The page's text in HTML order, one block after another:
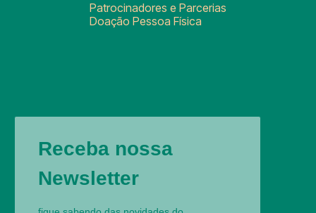
Patrocinadores e Parcerias
Doação Pessoa Física